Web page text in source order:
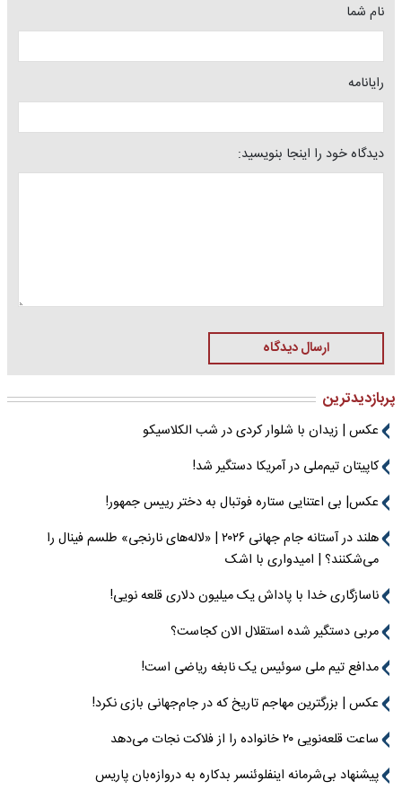
نام شما
رایانامه
دیدگاه خود را اینجا بنویسید:
ارسال دیدگاه
پربازدیدترین
عکس | زیدان با شلوار کردی در شب الکلاسیکو
کاپیتان تیم‌ملی در آمریکا دستگیر شد!
عکس| بی اعتنایی ستاره فوتبال به دختر رییس جمهور!
هلند در آستانه جام جهانی ۲۰۲۶ | «لاله‌های نارنجی» طلسم فینال را
می‌شکنند؟ | امیدواری با اشک
ناسازگاری خدا با پاداش یک میلیون دلاری قلعه نویی!
مربی دستگیر شده استقلال الان کجاست؟
مدافع تیم ملی سوئیس یک نابغه ریاضی است!
عکس | بزرگترین مهاجم تاریخ که در جام‌جهانی بازی نکرد!
ساعت قلعه‌نویی ۲۰ خانواده را از فلاکت نجات می‌دهد
پیشنهاد بی‌شرمانه اینفلوئنسر بدکاره به دروازه‌بان پاریس